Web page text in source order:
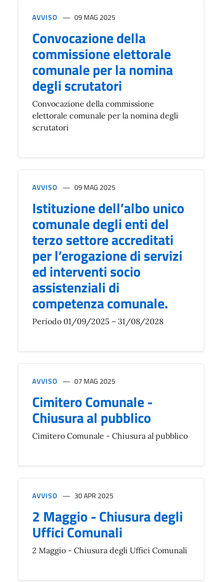
AVVISO 09 MAG 2025
Convocazione della
commissione elettorale
comunale per la nomina
degli scrutatori
Convocazione della commissione
elettorale comunale per la nomina degli
scrutatori
AVVISO 09 MAG 2025
Istituzione dell’albo unico
comunale degli enti del
terzo settore accreditati
per l’erogazione di servizi
ed interventi socio
assistenziali di
competenza comunale.
Periodo 01/09/2025 – 31/08/2028
AVVISO 07 MAG 2025
Cimitero Comunale -
Chiusura al pubblico
Cimitero Comunale - Chiusura al pubblico
AVVISO 30 APR 2025
2 Maggio - Chiusura degli
Uffici Comunali
2 Maggio - Chiusura degli Uffici Comunali